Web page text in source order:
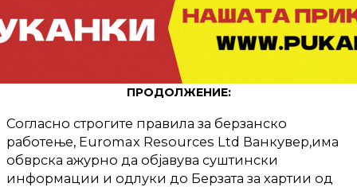
ПРОДОЛЖЕНИЕ:
Согласно строгите правила за берзанско
работење, Euromax Resources Ltd Ванкувер,има
обврска ажурно да објавува суштински
информации и одлуки до Берзата за хартии од